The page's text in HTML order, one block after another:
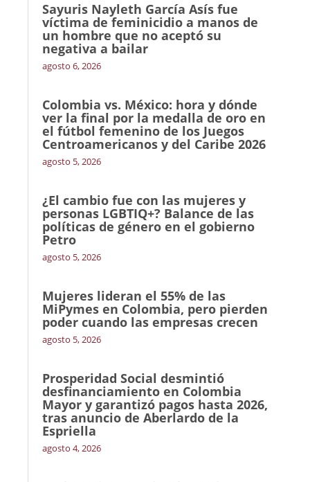
Sayuris Nayleth García Asís fue
víctima de feminicidio a manos de
un hombre que no aceptó su
negativa a bailar
agosto 6, 2026
Colombia vs. México: hora y dónde
ver la final por la medalla de oro en
el fútbol femenino de los Juegos
Centroamericanos y del Caribe 2026
agosto 5, 2026
¿El cambio fue con las mujeres y
personas LGBTIQ+? Balance de las
políticas de género en el gobierno
Petro
agosto 5, 2026
Mujeres lideran el 55% de las
MiPymes en Colombia, pero pierden
poder cuando las empresas crecen
agosto 5, 2026
Prosperidad Social desmintió
desfinanciamiento en Colombia
Mayor y garantizó pagos hasta 2026,
tras anuncio de Aberlardo de la
Espriella
agosto 4, 2026